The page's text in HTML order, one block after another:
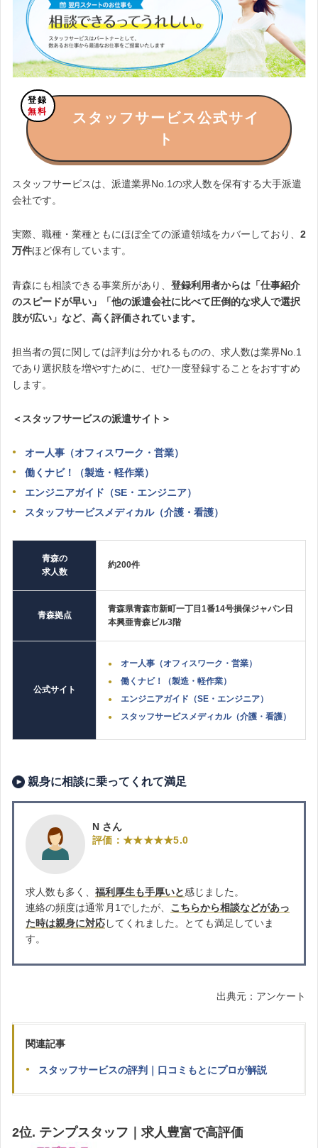
登録
無料
スタッフサービス公式サイ
ト
スタッフサービスは、派遣業界No.1の求人数を保有する大手派遣
会社です。
実際、職種・業種ともにほぼ全ての派遣領域をカバーしており、 2
万件ほど保有しています。
青森にも相談できる事業所があり、 登録利用者からは「仕事紹介
のスピードが早い」「他の派遣会社に比べて圧倒的な求人で選択
肢が広い」など、高く評価されています。
担当者の質に関しては評判は分かれるものの、求人数は業界No.1
であり選択肢を増やすために、ぜひ一度登録することをおすすめ
します。
＜スタッフサービスの派遣サイト＞
オー人事（オフィスワーク・営業）
働くナビ！（製造・軽作業）
エンジニアガイド（SE・エンジニア）
スタッフサービスメディカル（介護・看護）
青森の
求人数
約200件
青森拠点
青森県青森市新町一丁目1番14号損保ジャパン日
本興亜青森ビル3階
公式サイト
オー人事（オフィスワーク・営業）
働くナビ！（製造・軽作業）
エンジニアガイド（SE・エンジニア）
スタッフサービスメディカル（介護・看護）
親身に相談に乗ってくれて満足
N さん
評価：★★★★★5.0
求人数も多く、 福利厚生も手厚いと感じました。
連絡の頻度は通常月1でしたが、 こちらから相談などがあっ
た時は親身に対応してくれました。とても満足していま
す。
出典元：アンケート
関連記事
スタッフサービスの評判｜口コミもとにプロが解説
2位. テンプスタッフ｜求人豊富で高評価